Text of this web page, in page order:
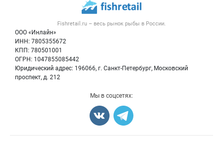
Fishretail.ru – весь рынок рыбы в России.
ООО «Инлайн»
ИНН: 7805355672
КПП: 780501001
ОГРН: 1047855085442
Юридический адрес: 196066, г. Санкт-Петербург, Московский
проспект, д. 212
Контактная информация
Политика обработки персональных данных
Новости рынка
Блог
Рыба
Икра
Мы в соцсетях: